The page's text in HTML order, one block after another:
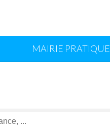
MAIRIE PRATIQUE